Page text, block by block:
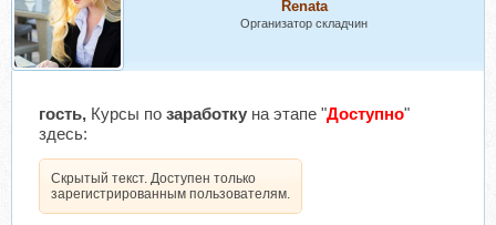
Renata
Организатор складчин
гость, Курсы по заработку на этапе "Доступно"
здесь:
Скрытый текст. Доступен только
зарегистрированным пользователям.